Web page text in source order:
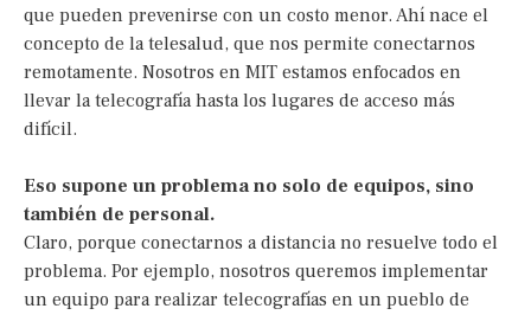
que pueden prevenirse con un costo menor. Ahí nace el
concepto de la telesalud, que nos permite conectarnos
remotamente. Nosotros en MIT estamos enfocados en
llevar la telecografía hasta los lugares de acceso más
difícil.
Eso supone un problema no solo de equipos, sino
también de personal.
Claro, porque conectarnos a distancia no resuelve todo el
problema. Por ejemplo, nosotros queremos implementar
un equipo para realizar telecografías en un pueblo de